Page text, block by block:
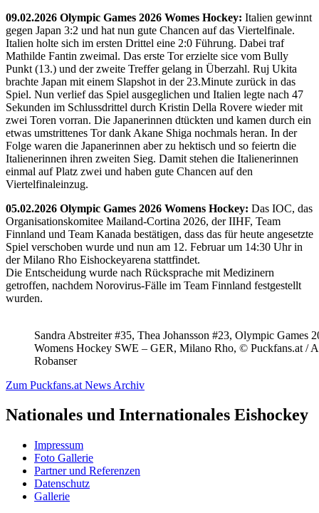
09.02.2026 Olympic Games 2026 Womes Hockey: Italien gewinnt
gegen Japan 3:2 und hat nun gute Chancen auf das Viertelfinale.
Italien holte sich im ersten Drittel eine 2:0 Führung. Dabei traf
Mathilde Fantin zweimal. Das erste Tor erzielte sice vom Bully
Punkt (13.) und der zweite Treffer gelang in Überzahl. Ruj Ukita
brachte Japan mit einem Slapshot in der 23.Minute zurück in das
Spiel. Nun verlief das Spiel ausgeglichen und Italien legte nach 47
Sekunden im Schlussdrittel durch Kristin Della Rovere wieder mit
zwei Toren vorran. Die Japanerinnen dtückten und kamen durch ein
etwas umstrittenes Tor dank Akane Shiga nochmals heran. In der
Folge waren die Japanerinnen aber zu hektisch und so feiertn die
Italienerinnen ihren zweiten Sieg. Damit stehen die Italienerinnen
einmal auf Platz zwei und haben gute Chancen auf den
Viertelfinaleinzug.
05.02.2026 Olympic Games 2026 Womens Hockey: Das IOC, das
Organisationskomitee Mailand-Cortina 2026, der IIHF, Team
Finnland und Team Kanada bestätigen, dass das für heute angesetzte
Spiel verschoben wurde und nun am 12. Februar um 14:30 Uhr in
der Milano Rho Eishockeyarena stattfindet.
Die Entscheidung wurde nach Rücksprache mit Medizinern
getroffen, nachdem Norovirus-Fälle im Team Finnland festgestellt
wurden.
Sandra Abstreiter #35, Thea Johansson #23, Olympic Games
Womens Hockey SWE – GER, Milano Rho, © Puckfans.at /
Robanser
Zum Puckfans.at News Archiv
Nationales und Internationales Eishockey
Impressum
Foto Gallerie
Partner und Referenzen
Datenschutz
Gallerie